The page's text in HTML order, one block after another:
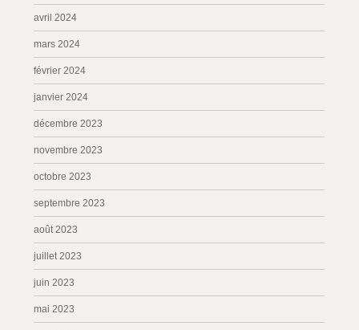
avril 2024
mars 2024
février 2024
janvier 2024
décembre 2023
novembre 2023
octobre 2023
septembre 2023
août 2023
juillet 2023
juin 2023
mai 2023